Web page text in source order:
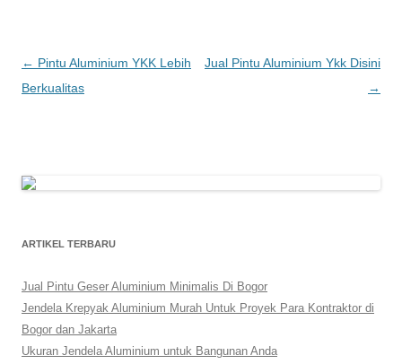
Post
navigation
← Pintu Aluminium YKK Lebih
Berkualitas
Jual Pintu Aluminium Ykk Disini
→
ARTIKEL TERBARU
Jual Pintu Geser Aluminium Minimalis Di Bogor
Jendela Krepyak Aluminium Murah Untuk Proyek Para Kontraktor di
Bogor dan Jakarta
Ukuran Jendela Aluminium untuk Bangunan Anda